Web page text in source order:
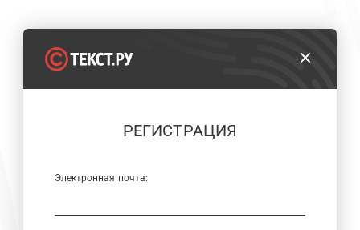
РЕГИСТРАЦИЯ
Электронная почта: